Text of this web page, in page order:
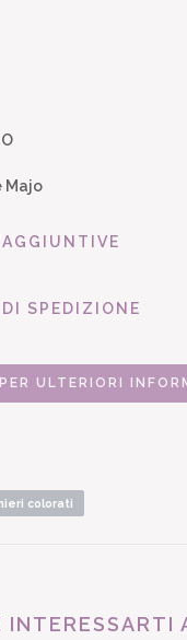
Majo
SPEDIZIONE
ULTERIORI
colorati
INTERESSARTI